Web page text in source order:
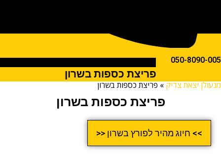
050-
פריצת כספות בשרון
יצאת צדיק»פריצת כספות בשרון
פריצת כספות בשרון
>> חיוג מהיר לפורץ בשרון <<